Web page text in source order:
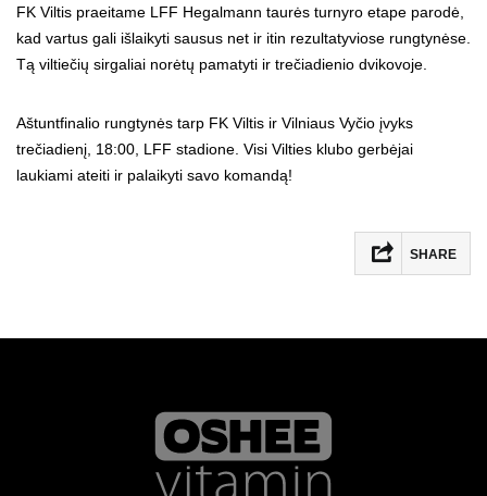
FK Viltis praeitame LFF Hegalmann taurės turnyro etape parodė,
kad vartus gali išlaikyti sausus net ir itin rezultatyviose rungtynėse.
Tą viltiečių sirgaliai norėtų pamatyti ir trečiadienio dvikovoje.
Aštuntfinalio rungtynės tarp FK Viltis ir Vilniaus Vyčio įvyks
trečiadienį, 18:00, LFF stadione. Visi Vilties klubo gerbėjai
laukiami ateiti ir palaikyti savo komandą!
SHARE